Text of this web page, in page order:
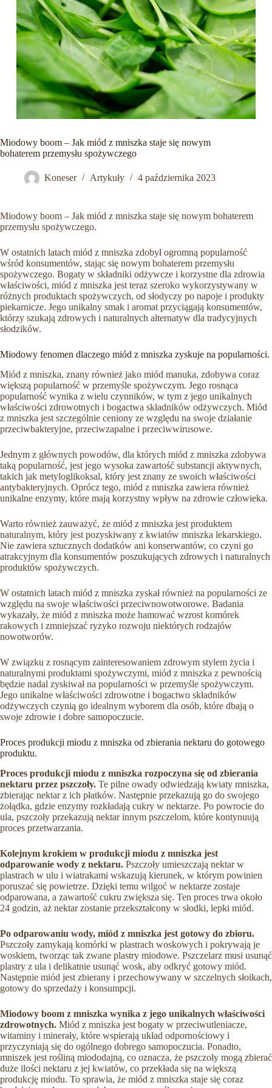
Miodowy boom – Jak miód z mniszka staje się nowym
bohaterem przemysłu spożywczego
Koneser Artykuły 4 października 2023
Miodowy boom – Jak miód z mniszka staje się nowym bohaterem
przemysłu spożywczego.
W ostatnich latach miód z mniszka zdobył ogromną popularność
wśród konsumentów, stając się nowym bohaterem przemysłu
spożywczego. Bogaty w składniki odżywcze i korzystne dla zdrowia
właściwości, miód z mniszka jest teraz szeroko wykorzystywany w
różnych produktach spożywczych, od słodyczy po napoje i produkty
piekarnicze. Jego unikalny smak i aromat przyciągają konsumentów,
którzy szukają zdrowych i naturalnych alternatyw dla tradycyjnych
słodzików.
Miodowy fenomen dlaczego miód z mniszka zyskuje na popularności.
Miód z mniszka, znany również jako miód manuka, zdobywa coraz
większą popularność w przemyśle spożywczym. Jego rosnąca
popularność wynika z wielu czynników, w tym z jego unikalnych
właściwości zdrowotnych i bogactwa składników odżywczych. Miód
z mniszka jest szczególnie ceniony ze względu na swoje działanie
przeciwbakteryjne, przeciwzapalne i przeciwwirusowe.
Jednym z głównych powodów, dla których miód z mniszka zdobywa
taką popularność, jest jego wysoka zawartość substancji aktywnych,
takich jak metyloglikoksal, który jest znany ze swoich właściwości
antybakteryjnych. Oprócz tego, miód z mniszka zawiera również
unikalne enzymy, które mają korzystny wpływ na zdrowie człowieka.
Warto również zauważyć, że miód z mniszka jest produktem
naturalnym, który jest pozyskiwany z kwiatów mniszka lekarskiego.
Nie zawiera sztucznych dodatków ani konserwantów, co czyni go
atrakcyjnym dla konsumentów poszukujących zdrowych i naturalnych
produktów spożywczych.
W ostatnich latach miód z mniszka zyskał również na popularności ze
względu na swoje właściwości przeciwnowotworowe. Badania
wykazały, że miód z mniszka może hamować wzrost komórek
rakowych i zmniejszać ryzyko rozwoju niektórych rodzajów
nowotworów.
W związku z rosnącym zainteresowaniem zdrowym stylem życia i
naturalnymi produktami spożywczymi, miód z mniszka z pewnością
będzie nadal zyskiwał na popularności w przemyśle spożywczym.
Jego unikalne właściwości zdrowotne i bogactwo składników
odżywczych czynią go idealnym wyborem dla osób, które dbają o
swoje zdrowie i dobre samopoczucie.
Proces produkcji miodu z mniszka od zbierania nektaru do gotowego
produktu.
Proces produkcji miodu z mniszka rozpoczyna się od zbierania
nektaru przez pszczoły. Te pilne owady odwiedzają kwiaty mniszka,
zbierając nektar z ich płatków. Następnie przekazują go do swojego
żołądka, gdzie enzymy rozkładają cukry w nektarze. Po powrocie do
ula, pszczoły przekazują nektar innym pszczelom, które kontynuują
proces przetwarzania.
Kolejnym krokiem w produkcji miodu z mniszka jest
odparowanie wody z nektaru. Pszczoły umieszczają nektar w
plastrach w ulu i wiatrakami wskazują kierunek, w którym powinien
poruszać się powietrze. Dzięki temu wilgoć w nektarze zostaje
odparowana, a zawartość cukru zwiększa się. Ten proces trwa około
24 godzin, aż nektar zostanie przekształcony w słodki, lepki miód.
Po odparowaniu wody, miód z mniszka jest gotowy do zbioru.
Pszczoły zamykają komórki w plastrach woskowych i pokrywają je
woskiem, tworząc tak zwane plastry miodowe. Pszczelarz musi usunąć
plastry z ula i delikatnie usunąć wosk, aby odkryć gotowy miód.
Następnie miód jest zbierany i przechowywany w szczelnych słoikach,
gotowy do sprzedaży i konsumpcji.
Miodowy boom z mniszka wynika z jego unikalnych właściwości
zdrowotnych. Miód z mniszka jest bogaty w przeciwutleniacze,
witaminy i minerały, które wspierają układ odpornościowy i
przyczyniają się do ogólnego dobrego samopoczucia. Ponadto,
mniszek jest rośliną miododajną, co oznacza, że pszczoły mogą zbierać
duże ilości nektaru z jej kwiatów, co przekłada się na większą
produkcję miodu. To sprawia, że miód z mniszka staje się coraz